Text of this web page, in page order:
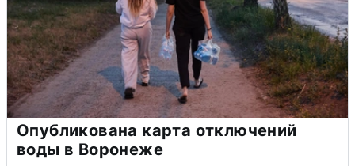
Опубликована карта отключений
воды в Воронеже